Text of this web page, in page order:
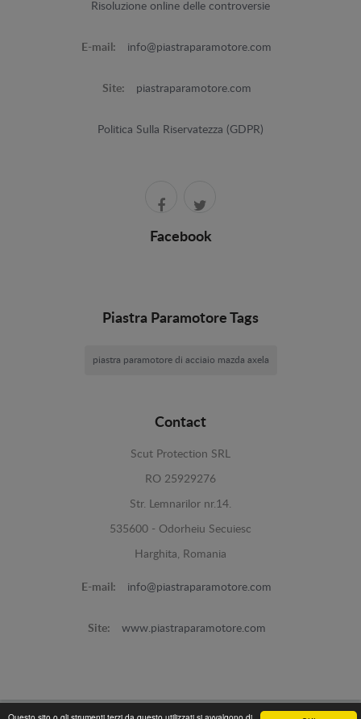
Risoluzione online delle controversie
E-mail: info@piastraparamotore.com
Site: piastraparamotore.com
Politica Sulla Riservatezza (GDPR)
Facebook
Piastra Paramotore Tags
piastra paramotore di acciaio mazda axela
Contact
Scut Protection SRL
RO 25929276
Str. Lemnarilor nr.14.
535600 - Odorheiu Secuiesc
Harghita, Romania
E-mail: info@piastraparamotore.com
Site: www.piastraparamotore.com